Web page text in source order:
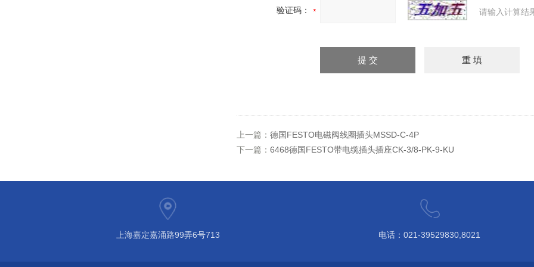
验证码： 请输入计算结
上一篇： 德国FESTO电磁阀线圈插头MSSD-C-4P
下一篇： 6468德国FESTO带电缆插头插座CK-3/8-PK-9-KU
上海嘉定嘉涌路99弄6号713 电话：021-39529830,8021